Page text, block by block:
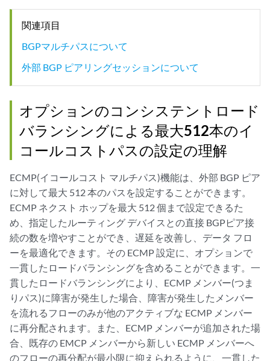
関連項目
BGPマルチパスについて
外部 BGP ピアリングセッションについて
オプションのコンシステントロード
バランシングによる最大512本のイ
コールコストパスの設定の理解
ECMP(イコールコスト マルチパス)機能は、外部 BGP ピア
に対して最大 512 本のパスを設定することができます。
ECMP ネクスト ホップを最大 512 個まで設定できるた
め、指定したルーティング デバイスとの直接 BGPピア接
続の数を増やすことができ、遅延を改善し、データ フロ
ーを最適化できます。その ECMP 設定に、オプションで
一貫したロードバランシングを含めることができます。一
貫したロードバランシングにより、ECMP メンバー(つま
りパス)に障害が発生した場合、障害が発生したメンバー
を流れるフローのみが他のアクティブな ECMP メンバー
に再分配されます。また、ECMP メンバーが追加された場
合、既存の EMCP メンバーから新しい ECMP メンバーへ
のフローの再分配が最小限に抑えられるように、一貫した